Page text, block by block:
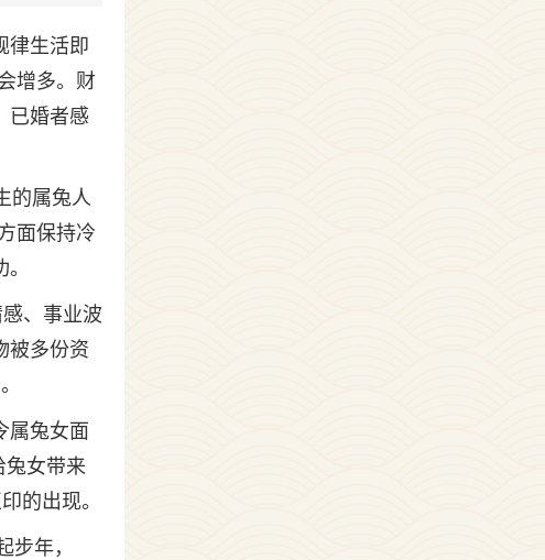
律生活即
增多。财
已婚者感
的属兔人
面保持冷
、事业波
被多份资
属兔女面
兔女带来
的出现。
年，